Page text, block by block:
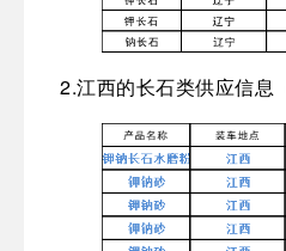
2.江西的长石类供应信息